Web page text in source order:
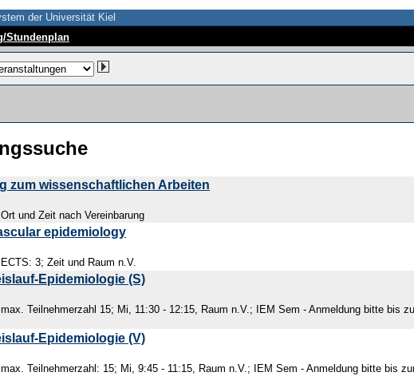
der Universität Kiel
Stundenplan
zum wissenschaftlichen Arbeiten
und Zeit nach Vereinbarung
epidemiology
3; Zeit und Raum n.V.
Epidemiologie (S)
Teilnehmerzahl 15; Mi, 11:30 - 12:15, Raum n.V.; IEM Sem - Anmeldung bitte bis
Epidemiologie (V)
Teilnehmerzahl: 15; Mi, 9:45 - 11:15, Raum n.V.; IEM Sem - Anmeldung bitte bis